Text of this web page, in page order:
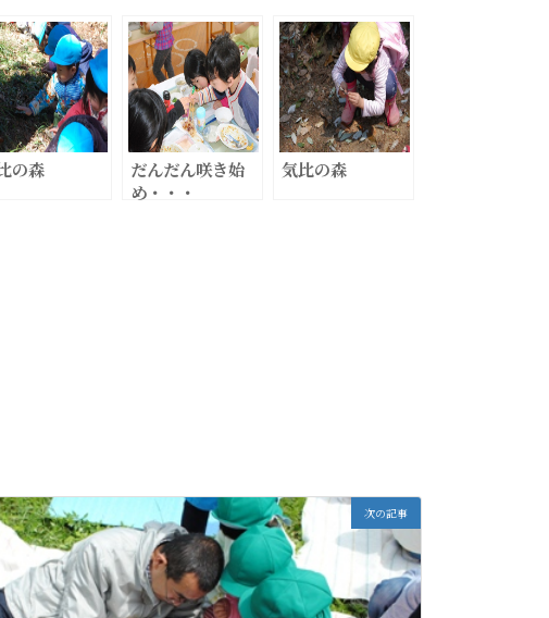
の森
だんだん咲き始
め・・・
気比の森
次の記事